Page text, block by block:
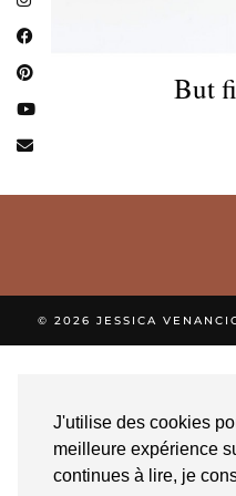
J'utilise des cookies
meilleure expérience
continues à lire, je
But
© 2026 JESSICA